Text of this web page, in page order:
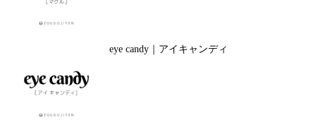
eye candy｜アイキャンディ